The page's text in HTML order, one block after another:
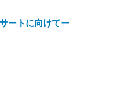
ートに向けてー